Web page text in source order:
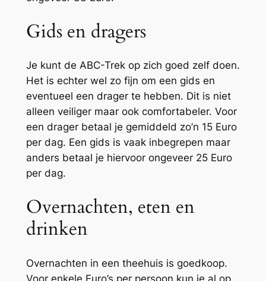
Gids en dragers
Je kunt de ABC-Trek op zich goed zelf doen.
Het is echter wel zo fijn om een gids en
eventueel een drager te hebben. Dit is niet
alleen veiliger maar ook comfortabeler. Voor
een drager betaal je gemiddeld zo’n 15 Euro
per dag. Een gids is vaak inbegrepen maar
anders betaal je hiervoor ongeveer 25 Euro
per dag.
Overnachten, eten en
drinken
Overnachten in een theehuis is goedkoop.
Voor enkele Euro’s per persoon kun je al op